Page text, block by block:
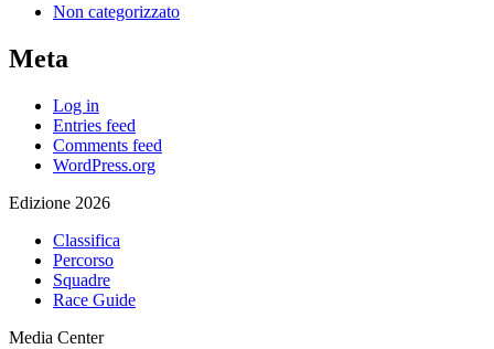
Non categorizzato
Meta
Log in
Entries feed
Comments feed
WordPress.org
Edizione 2026
Classifica
Percorso
Squadre
Race Guide
Media Center